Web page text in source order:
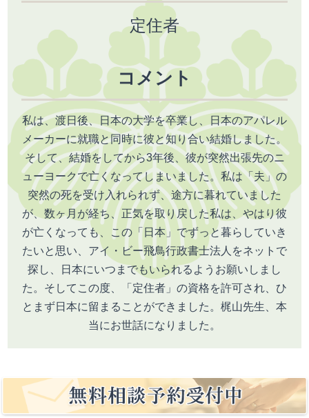
定住者
コメント
私は、渡日後、日本の大学を卒業し、日本のアパレル
メーカーに就職と同時に彼と知り合い結婚しました。
そして、結婚をしてから3年後、彼が突然出張先のニ
ューヨークで亡くなってしまいました。私は「夫」の
突然の死を受け入れられず、途方に暮れていました
が、数ヶ月が経ち、正気を取り戻した私は、やはり彼
が亡くなっても、この「日本」でずっと暮らしていき
たいと思い、アイ・ビー飛鳥行政書士法人をネットで
探し、日本にいつまでもいられるようお願いしまし
た。そしてこの度、「定住者」の資格を許可され、ひ
とまず日本に留まることができました。梶山先生、本
当にお世話になりました。